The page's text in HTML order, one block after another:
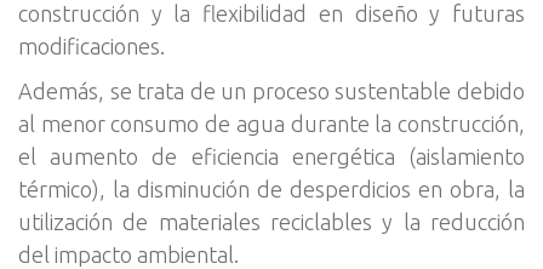
construcción y la flexibilidad en diseño y futuras
modificaciones.
Además, se trata de un proceso sustentable debido
al menor consumo de agua durante la construcción,
el aumento de eficiencia energética (aislamiento
térmico), la disminución de desperdicios en obra, la
utilización de materiales reciclables y la reducción
del impacto ambiental.